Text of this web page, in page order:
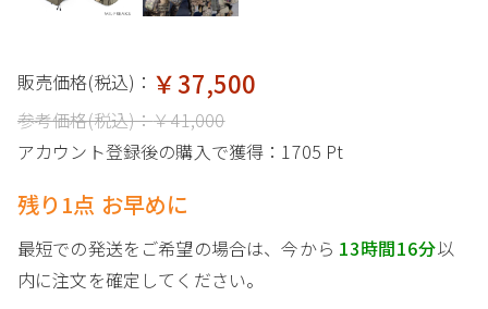
販売価格(税込)： ￥37,500
参考価格(税込)：￥41,000
アカウント登録後の購入で獲得： 1705 Pt
残り1点 お早めに
最短での発送をご希望の場合は、今から 13時間16分以
内に注文を確定してください。